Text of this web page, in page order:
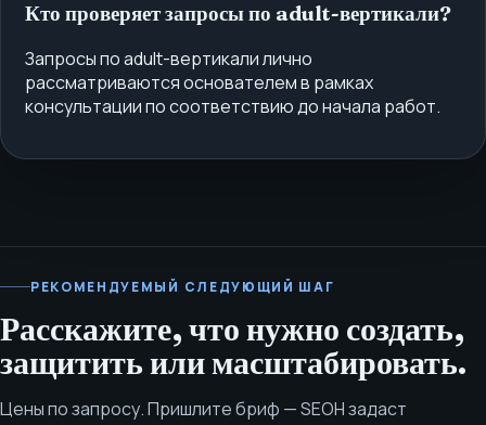
Кто проверяет запросы по adult-вертикали?
Запросы по adult-вертикали лично
рассматриваются основателем в рамках
консультации по соответствию до начала работ.
РЕКОМЕНДУЕМЫЙ СЛЕДУЮЩИЙ ШАГ
Расскажите, что нужно создать,
защитить или масштабировать.
Цены по запросу. Пришлите бриф — SEOH задаст